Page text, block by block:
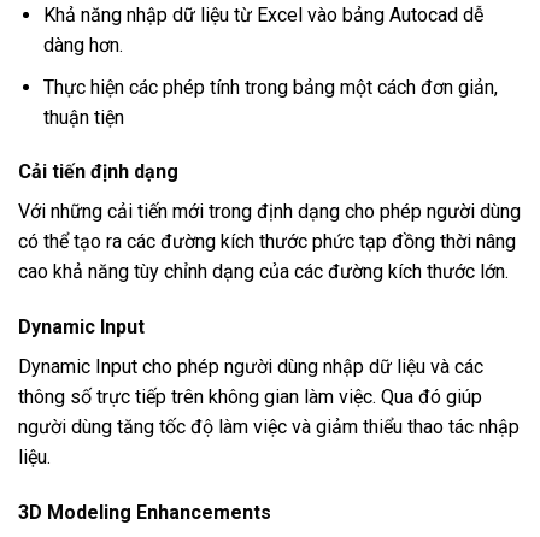
Khả năng nhập dữ liệu từ Excel vào bảng Autocad dễ
dàng hơn.
Thực hiện các phép tính trong bảng một cách đơn giản,
thuận tiện
Cải tiến định dạng
Với những cải tiến mới trong định dạng cho phép người dùng
có thể tạo ra các đường kích thước phức tạp đồng thời nâng
cao khả năng tùy chỉnh dạng của các đường kích thước lớn.
Dynamic Input
Dynamic Input cho phép người dùng nhập dữ liệu và các
thông số trực tiếp trên không gian làm việc. Qua đó giúp
người dùng tăng tốc độ làm việc và giảm thiểu thao tác nhập
liệu.
3D Modeling Enhancements